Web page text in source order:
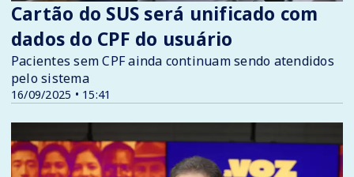
16/09/2025 • 15:41
Cartão do SUS será unificado com
dados do CPF do usuário
Pacientes sem CPF ainda continuam sendo atendidos
pelo sistema